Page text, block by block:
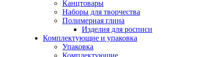
Канцтовары
Наборы для творчества
Полимерная глина
Изделия для росписи
Комплектующие и упаковка
Упаковка
Комплектующие